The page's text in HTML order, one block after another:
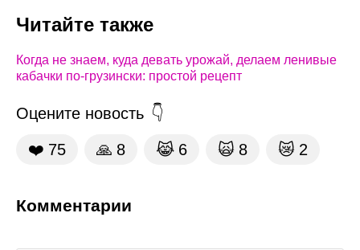
Читайте также
Когда не знаем, куда девать урожай, делаем ленивые
кабачки по-грузински: простой рецепт
Оцените новость
❤️ 75 🙏 8 😹 6 🙀 8 😿 2
Комментарии